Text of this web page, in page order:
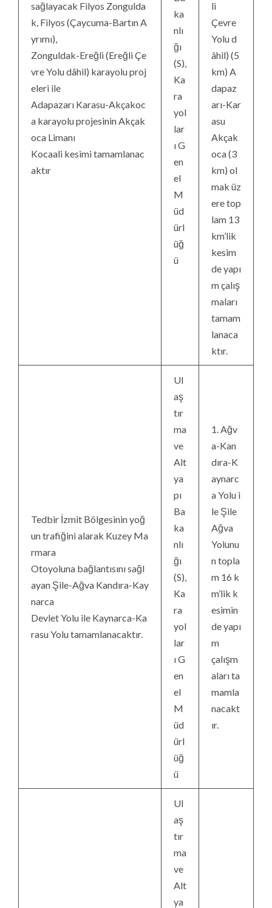
sağlayacak Filyos Zongulda
k, Filyos (Çaycuma-Bartın A
yrımı),
Zonguldak-Ereğli (Ereğli Çe
vre Yolu dâhil) karayolu proj
eleri ile
Adapazarı Karasu-Akçakoc
a karayolu projesinin Akçak
oca Limanı
Kocaali kesimi tamamlanac
aktır
ka
nlı
ğı
(S),
Ka
ra
yol
lar
ı G
en
el
M
üd
ürl
üğ
ü
li
Çevre
Yolu d
âhil) (5
km) A
dapaz
arı-Kar
asu
Akçak
oca (3
km) ol
mak üz
ere top
lam 13
km’lik
kesim
de yapı
m çalış
maları
tamam
lanaca
ktır.
Tedbir İzmit Bölgesinin yoğ
un trafiğini alarak Kuzey Ma
rmara
Otoyoluna bağlantısını sağl
ayan Şile-Ağva Kandıra-Kay
narca
Devlet Yolu ile Kaynarca-Ka
rasu Yolu tamamlanacaktır.
Ul
aş
tır
ma
ve
Alt
ya
pı
Ba
ka
nlı
ğı
(S),
Ka
ra
yol
lar
ı G
en
el
M
üd
ürl
üğ
ü
1. Ağv
a-Kan
dıra-K
aynarc
a Yolu i
le Şile
Ağva
Yolunu
n topla
m 16 k
m’lik k
esimin
de yapı
m
çalışm
aları ta
mamla
nacakt
ır.
Ul
aş
tır
ma
ve
Alt
ya